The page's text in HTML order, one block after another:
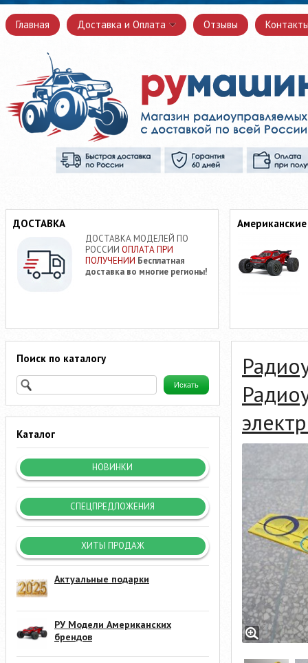
Главная Доставка и Оплата Отзывы
ДОСТАВКА
ДОСТАВКА МОДЕЛЕЙ ПО
РОССИИ ОПЛАТА ПРИ
ПОЛУЧЕНИИ Бесплатная
доставка во многие регионы!
Поиск по каталогу
Каталог
НОВИНКИ
СПЕЦПРЕДЛОЖЕНИЯ
ХИТЫ ПРОДАЖ
Актуальные подарки
РУ Модели Американских
брендов